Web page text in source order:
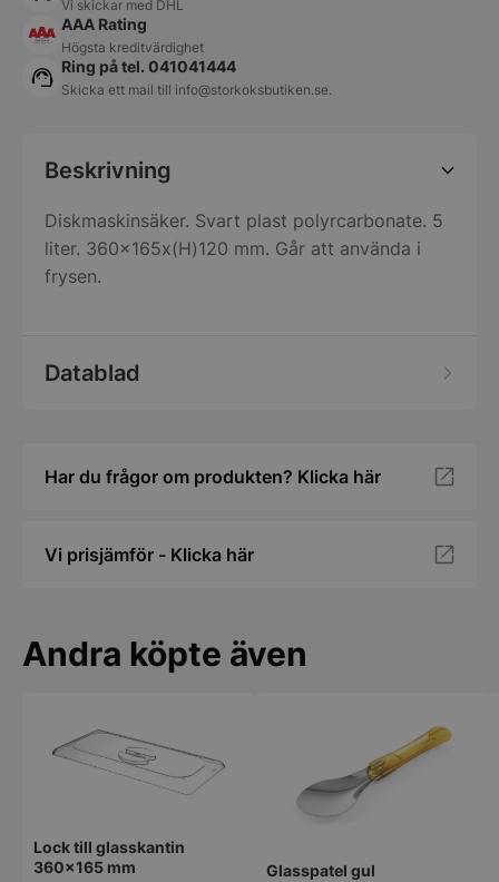
Vi skickar med DHL
AAA Rating
Högsta kreditvärdighet
Ring på tel. 041041444
Skicka ett mail till info@storkoksbutiken.se.
Beskrivning
Diskmaskinsäker. Svart plast polyrcarbonate. 5
liter. 360x165x(H)120 mm. Går att använda i
frysen.
Datablad
Har du frågor om produkten? Klicka här
Vi prisjämför - Klicka här
Andra köpte även
Lock till glasskantin
360x165 mm
Glasspatel gul